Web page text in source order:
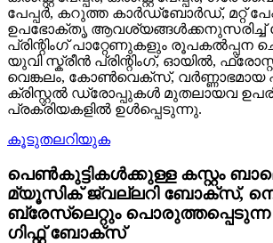
പേപ്പർ, കറുത്ത കാർഡ്ബോർഡ്, മറ്റ്
ഉപഭോക്തൃ
പ്രിന്റിംഗ് പാറ്റേണുകളും രൂപകൽപ്പന
യുവി സ്ക്രീൻ പ്രിന്റിംഗ്, ഓയിൽ,
വെങ്കലം, കോൺവെക്സ്, വർണ്ണാഭമായ
ക്രിസ്റ്റൽ ഡ്രോപ്പുകൾ മുതലായവ
പ്രക്രിയകളിൽ ഉൾപ്പെടുന്നു.
കൂടുതലറിയുക
പെൺകുട്ടികൾക്കുള്ള കസ്റ്റം
മ്യൂസിക് ജ്വല്ലറി ബോക്സ്,
ബ്രേസ്ലെറ്റും പൊരുത്തപ്പെടുന്ന
ഗിഫ്റ്റ് ബോക്സ്